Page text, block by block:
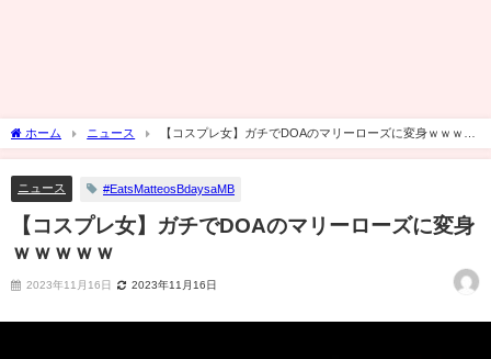
ホーム ニュース
【コスプレ女】ガチでDOAのマリーローズに変身ｗｗｗｗ
ｗ
ニュース #EatsMatteosBdaysaMB
【コスプレ女】ガチでDOAのマリーローズに変身
ｗｗｗｗｗ
2023年11月16日 2023年11月16日